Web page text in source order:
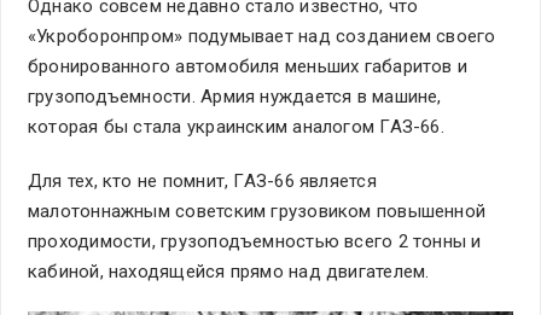
Однако совсем недавно стало известно, что
«Укроборонпром» подумывает над созданием своего
бронированного автомобиля меньших габаритов и
грузоподъемности. Армия нуждается в машине,
которая бы стала украинским аналогом ГАЗ-66.
Для тех, кто не помнит, ГАЗ-66 является
малотоннажным советским грузовиком повышенной
проходимости, грузоподъемностью всего 2 тонны и
кабиной, находящейся прямо над двигателем.